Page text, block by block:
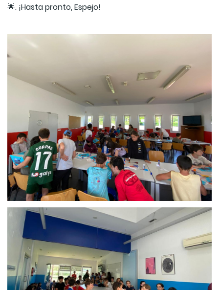
🌟. ¡Hasta pronto, Espejo!